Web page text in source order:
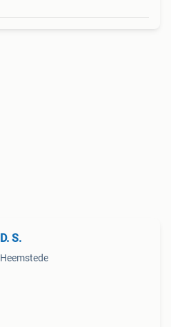
D. S.
Heemstede